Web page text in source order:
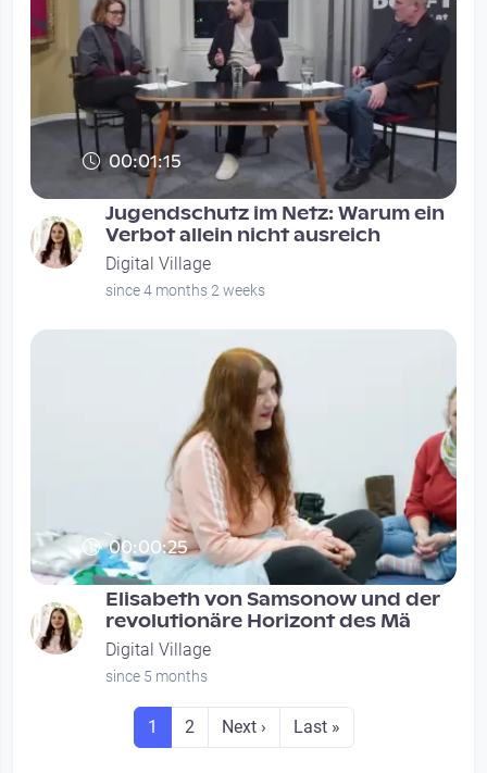
00:01:15
Jugendschutz im Netz: Warum ein
Verbot allein nicht ausreich
Digital Village
since 4 months 2 weeks
00:00:25
„Mädchen*
sein!?
Elisabeth von Samsonow und der
revolutionäre Horizont des Mä
Digital Village
since 5 months
Seitennummerierung
Seite
1 Seite
2 Next page
Next › Last page
Last »